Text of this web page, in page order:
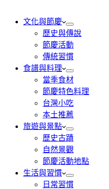
文化與節慶
歷史與傳說
節慶活動
傳統習慣
食譜與料理
當季食材
節慶特色料理
台灣小吃
本土推薦
旅遊與景點
歷史古蹟
自然景觀
節慶活動地點
生活與習慣
日常習慣